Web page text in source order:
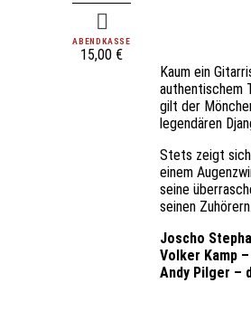
ABENDKASSE
15,00 €
Kaum ein
authentischem
gilt der
legendären
Stets zeigt
einem
seine
seinen
Joscho
Volker Kamp
Andy Pilger –